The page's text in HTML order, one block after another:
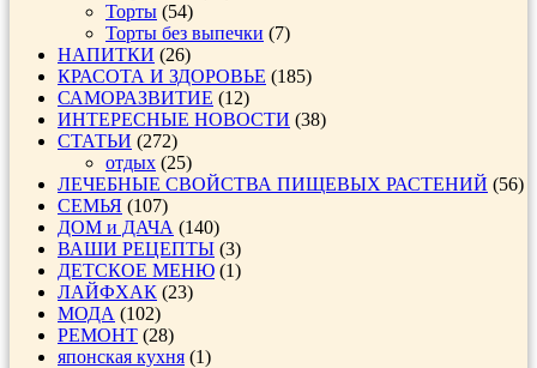
Торты (54)
Торты без выпечки (7)
НАПИТКИ (26)
КРАСОТА И ЗДОРОВЬЕ (185)
САМОРАЗВИТИЕ (12)
ИНТЕРЕСНЫЕ НОВОСТИ (38)
СТАТЬИ (272)
отдых (25)
ЛЕЧЕБНЫЕ СВОЙСТВА ПИЩЕВЫХ РАСТЕНИЙ (56)
СЕМЬЯ (107)
ДОМ и ДАЧА (140)
ВАШИ РЕЦЕПТЫ (3)
ДЕТСКОЕ МЕНЮ (1)
ЛАЙФХАК (23)
МОДА (102)
РЕМОНТ (28)
японская кухня (1)